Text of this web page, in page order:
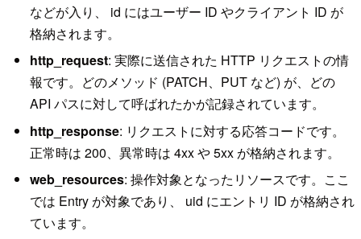
などが入り、 id にはユーザー ID やクライアント ID が
格納されます。
http_request: 実際に送信された HTTP リクエストの情
報です。どのメソッド (PATCH、PUT など) が、どの
API パスに対して呼ばれたかが記録されています。
http_response: リクエストに対する応答コードです。
正常時は 200、異常時は 4xx や 5xx が格納されます。
web_resources: 操作対象となったリソースです。ここ
では Entry が対象であり、 uid にエントリ ID が格納され
ています。